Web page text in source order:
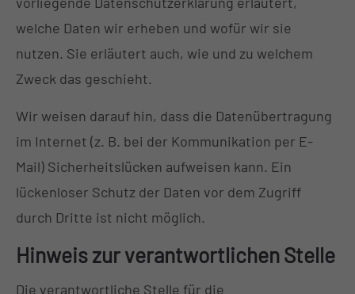
welche Daten wir erheben und wofür wir sie
nutzen. Sie erläutert auch, wie und zu welchem
Zweck das geschieht.
Wir weisen darauf hin, dass die Datenübertragung
im Internet (z. B. bei der Kommunikation per E-
Mail) Sicherheitslücken aufweisen kann. Ein
lückenloser Schutz der Daten vor dem Zugriff
durch Dritte ist nicht möglich.
Hinweis zur verantwortlichen Stelle
Die verantwortliche Stelle für die